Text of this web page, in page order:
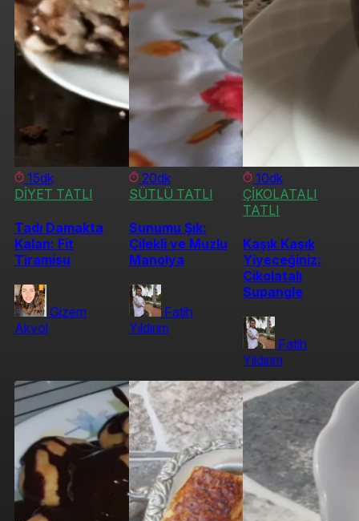
15dk
DİYET TATLI
Tadı Damakta
Kalan: Fit
Tiramisu
Gizem
Akyol
20dk
SÜTLÜ TATLI
Sunumu Şık:
Çilekli ve Muzlu
Manolya
Fatih
Yıldırım
10dk
ÇİKOLATALI
TATLI
Kaşık Kaşık
Yiyeceğiniz:
Çikolatalı
Supangle
Fatih
Yıldırım